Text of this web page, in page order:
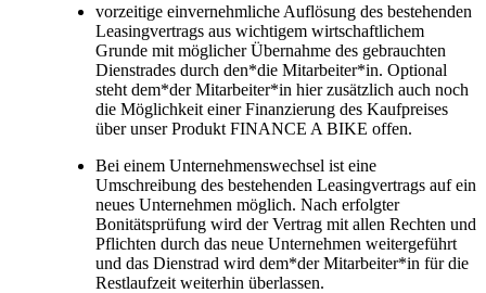
vorzeitige einvernehmliche Auflösung des bestehenden
Leasingvertrags aus wichtigem wirtschaftlichem
Grunde mit möglicher Übernahme des gebrauchten
Dienstrades durch den*die Mitarbeiter*in. Optional
steht dem*der Mitarbeiter*in hier zusätzlich auch noch
die Möglichkeit einer Finanzierung des Kaufpreises
über unser Produkt FINANCE A BIKE offen.
Bei einem Unternehmenswechsel ist eine
Umschreibung des bestehenden Leasingvertrags auf ein
neues Unternehmen möglich. Nach erfolgter
Bonitätsprüfung wird der Vertrag mit allen Rechten und
Pflichten durch das neue Unternehmen weitergeführt
und das Dienstrad wird dem*der Mitarbeiter*in für die
Restlaufzeit weiterhin überlassen.